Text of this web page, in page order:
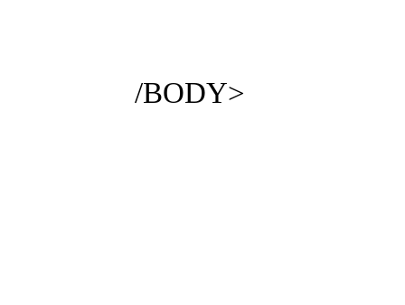
/BODY>